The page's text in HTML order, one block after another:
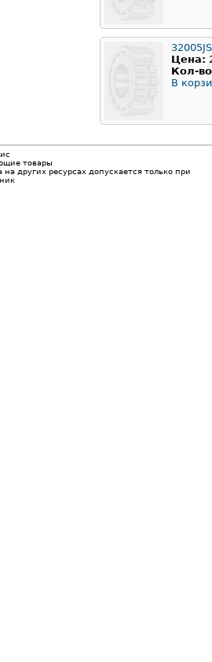
Цена:
Кол-
В
товары
на других ресурсах допускается только при